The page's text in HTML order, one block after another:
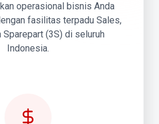
operasional bisnis Anda
fasilitas terpadu Sales,
Sparepart (3S) di seluruh
Indonesia.